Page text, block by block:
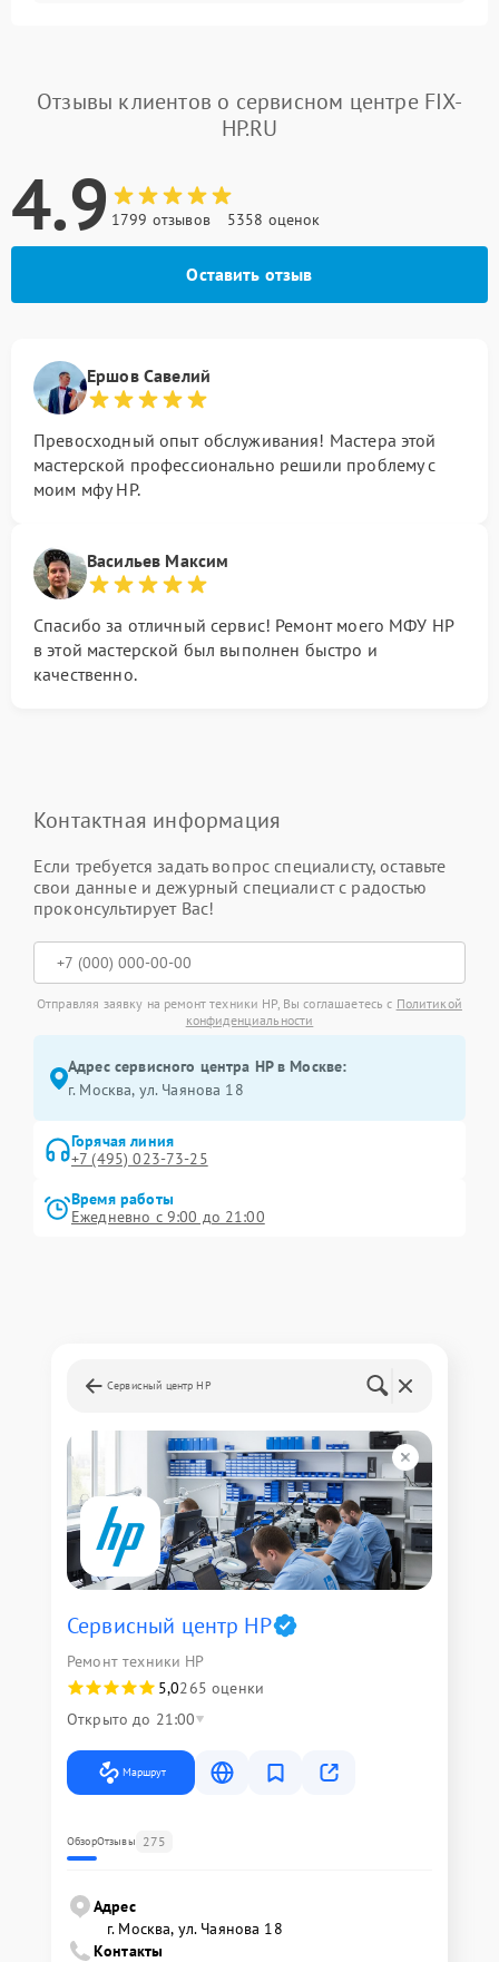
Отзывы клиентов о сервисном центре FIX-
HP.RU
4.9 1799 отзывов 5358 оценок
Оставить отзыв
Ершов Савелий
Превосходный опыт обслуживания! Мастера этой
мастерской профессионально решили проблему с
моим мфу HP.
Васильев Максим
Спасибо за отличный сервис! Ремонт моего МФУ HP
в этой мастерской был выполнен быстро и
качественно.
Контактная информация
Если требуется задать вопрос специалисту, оставьте
свои данные и дежурный специалист с радостью
проконсультирует Вас!
Отправляя заявку на ремонт техники HP, Вы соглашаетесь с Политикой
конфиденциальности
Адрес сервисного центра HP в Москве:
г. Москва, ул. Чаянова 18
Горячая линия
+7 (495) 023-73-25
Время работы
Ежедневно с 9:00 до 21:00
Сервисный центр HP
Сервисный центр HP
Ремонт техники HP
5,0265 оценки
Открыто до 21:00
Маршрут
ОбзорОтзывы 275
Адрес
г. Москва, ул. Чаянова 18
Контакты